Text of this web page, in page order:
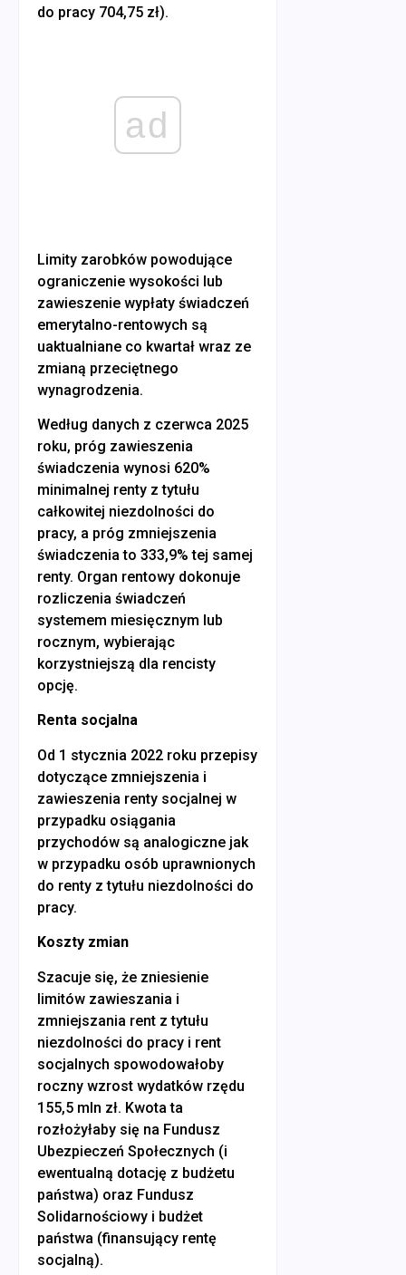
do pracy 704,75 zł).
ad
Limity zarobków powodujące
ograniczenie wysokości lub
zawieszenie wypłaty świadczeń
emerytalno-rentowych są
uaktualniane co kwartał wraz ze
zmianą przeciętnego
wynagrodzenia.
Według danych z czerwca 2025
roku, próg zawieszenia
świadczenia wynosi 620%
minimalnej renty z tytułu
całkowitej niezdolności do
pracy, a próg zmniejszenia
świadczenia to 333,9% tej samej
renty. Organ rentowy dokonuje
rozliczenia świadczeń
systemem miesięcznym lub
rocznym, wybierając
korzystniejszą dla rencisty
opcję.
Renta socjalna
Od 1 stycznia 2022 roku przepisy
dotyczące zmniejszenia i
zawieszenia renty socjalnej w
przypadku osiągania
przychodów są analogiczne jak
w przypadku osób uprawnionych
do renty z tytułu niezdolności do
pracy.
Koszty zmian
Szacuje się, że zniesienie
limitów zawieszania i
zmniejszania rent z tytułu
niezdolności do pracy i rent
socjalnych spowodowałoby
roczny wzrost wydatków rzędu
155,5 mln zł. Kwota ta
rozłożyłaby się na Fundusz
Ubezpieczeń Społecznych (i
ewentualną dotację z budżetu
państwa) oraz Fundusz
Solidarnościowy i budżet
państwa (finansujący rentę
socjalną).